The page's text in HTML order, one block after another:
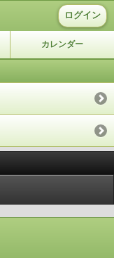
ログイン
カレンダー